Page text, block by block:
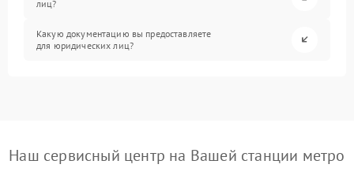
лиц?
Какую документацию вы предоставляете
для юридических лиц?
Наш сервисный центр на Вашей станции метро